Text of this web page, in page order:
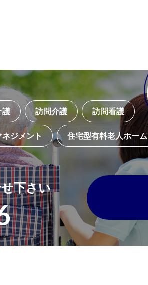
護 訪問介護 訪問看護
ジメント 住宅型有料老人ホーム
下さい